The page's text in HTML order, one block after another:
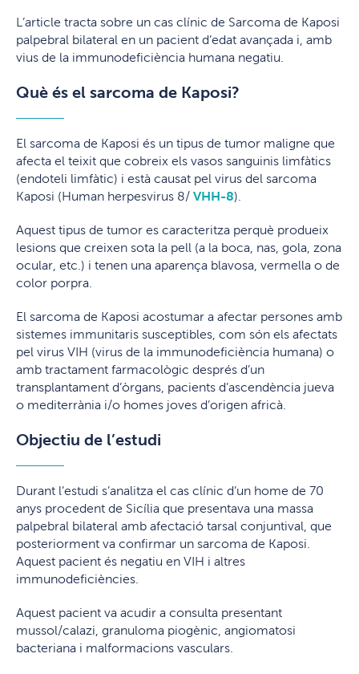
L’article tracta sobre un cas clínic de Sarcoma de Kaposi
palpebral bilateral en un pacient d’edat avançada i, amb
vius de la immunodeficiència humana negatiu.
Què és el sarcoma de Kaposi?
El sarcoma de Kaposi és un tipus de tumor maligne que
afecta el teixit que cobreix els vasos sanguinis limfàtics
(endoteli limfàtic) i està causat pel virus del sarcoma
Kaposi (Human herpesvirus 8/ VHH-8).
Aquest tipus de tumor es caracteritza perquè produeix
lesions que creixen sota la pell (a la boca, nas, gola, zona
ocular, etc.) i tenen una aparença blavosa, vermella o de
color porpra.
El sarcoma de Kaposi acostumar a afectar persones amb
sistemes immunitaris susceptibles, com són els afectats
pel virus VIH (virus de la immunodeficiència humana) o
amb tractament farmacològic després d’un
transplantament d’òrgans, pacients d’ascendència jueva
o mediterrània i/o homes joves d’origen africà.
Objectiu de l’estudi
Durant l’estudi s’analitza el cas clínic d’un home de 70
anys procedent de Sicília que presentava una massa
palpebral bilateral amb afectació tarsal conjuntival, que
posteriorment va confirmar un sarcoma de Kaposi.
Aquest pacient és negatiu en VIH i altres
immunodeficiències.
Aquest pacient va acudir a consulta presentant
mussol/calazi, granuloma piogènic, angiomatosi
bacteriana i malformacions vasculars.